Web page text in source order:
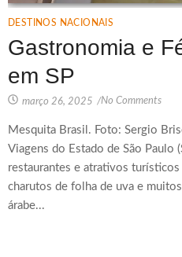
DESTINOS NACIONAIS
Gastronomia e
em SP
março 26, 2025 /No Comments
Mesquita Brasil. Foto: Sergio
Viagens do Estado de São Paulo
restaurantes e atrativos
charutos de folha de uva e
árabe...